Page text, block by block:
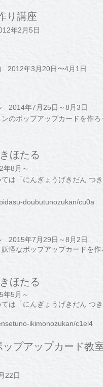
り講座
年2月5日
2012年3月20日〜4月1日
2014年7月25日～8月3日
のポップアップカードを作ろ
ほたる
8月～
は「にんぎょうげきだん つ
doubutunozukan/cu0a
2015年7月29日～8月2日
怪なポップアップカードを作
ほたる
5月～
は「にんぎょうげきだん つ
ikimonozukan/c1el4
プアップカード教
22日